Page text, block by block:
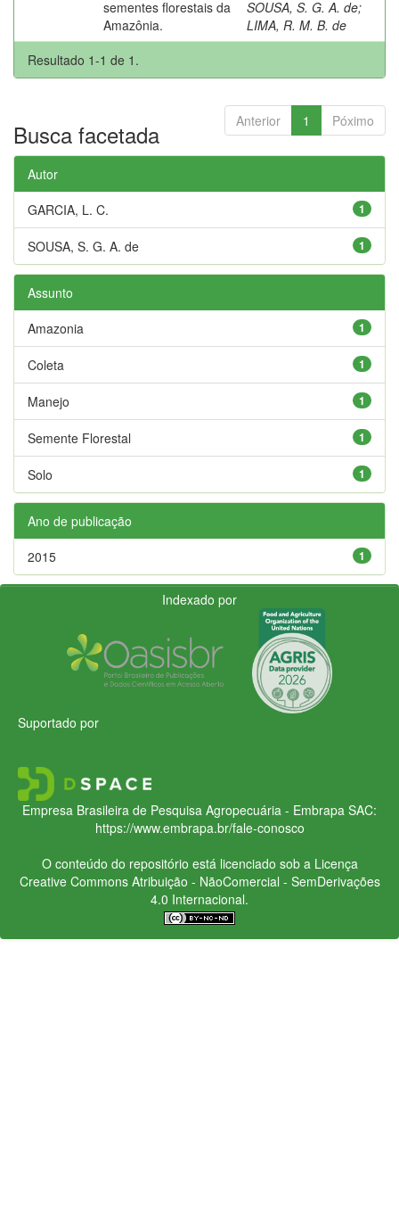
sementes florestais da
Amazônia.
SOUSA, S. G. A. de;
LIMA, R. M. B. de
Resultado 1-1 de 1.
Anterior 1 Póximo
Busca facetada
Autor
1
GARCIA, L. C.
1
SOUSA, S. G. A. de
Assunto
1
Amazonia
1
Coleta
1
Manejo
1
Semente Florestal
1
Solo
Ano de publicação
1
2015
Indexado por
Suportado por
Empresa Brasileira de Pesquisa Agropecuária - Embrapa SAC:
https://www.embrapa.br/fale-conosco
O conteúdo do repositório está licenciado sob a Licença
Creative CommonsAtribuição - NãoComercial - SemDerivações
4.0 Internacional.